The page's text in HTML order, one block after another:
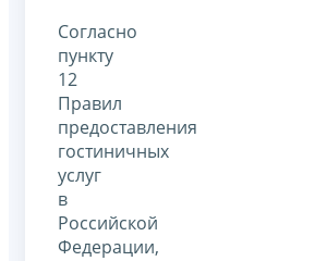
Согласно
пункту
12
Правил
предоставления
гостиничных
услуг
в
Российской
Федерации,